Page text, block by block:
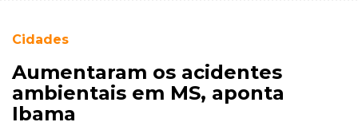
Cidades
Aumentaram os acidentes
ambientais em MS, aponta
Ibama